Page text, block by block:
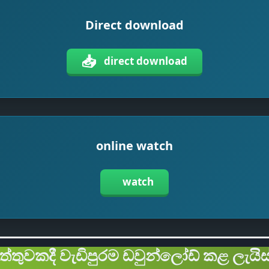
Direct download
📥 direct download
online watch
watch
වැඩිපුරම ඩවුන්ලෝඩ් කළ